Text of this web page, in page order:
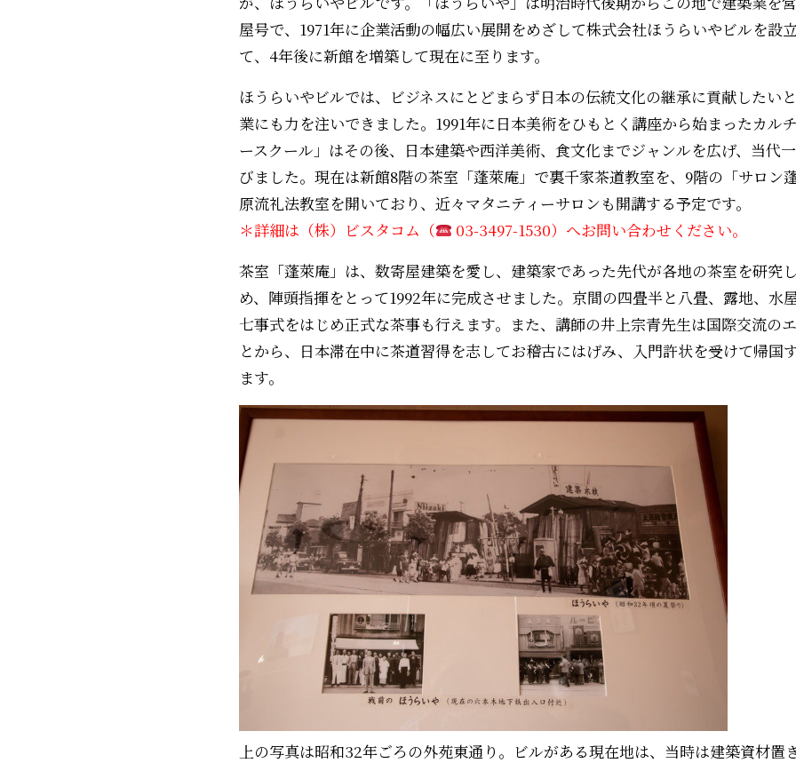
屋号で、1971年に企業活動の幅広い展開をめざして株式会社ほうらいやビルを設
て、4年後に新館を増築して現在に至ります。
ほうらいやビルでは、ビジネスにとどまらず日本の伝統文化の継承に貢献したい
業にも力を注いできました。1991年に日本美術をひもとく講座から始まったカル
ースクール」はその後、日本建築や西洋美術、食文化までジャンルを広げ、当代
びました。現在は新館8階の茶室「蓬萊庵」で裏千家茶道教室を、9階の「サロン
原流礼法教室を開いており、近々マタニティーサロンも開講する予定です。
＊詳細は（株）ビスタコム（
03-3497-1530）へお問い合わせください。
茶室「蓬萊庵」は、数寄屋建築を愛し、建築家であった先代が各地の茶室を研究
め、陣頭指揮をとって1992年に完成させました。京間の四畳半と八畳、露地、水
七事式をはじめ正式な茶事も行えます。また、講師の井上宗青先生は国際交流の
とから、日本滞在中に茶道習得を志してお稽古にはげみ、入門許状を受けて帰国
ます。
上の写真は昭和32年ごろの外苑東通り。ビルがある現在地は、当時は建築資材置